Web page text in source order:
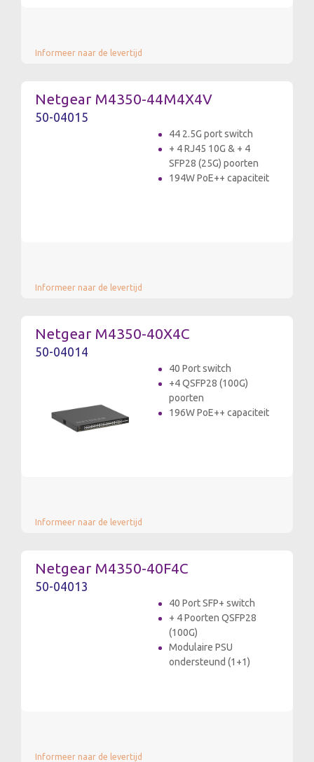
Informeer naar de levertijd
Netgear M4350-44M4X4V
50-04015
44 2.5G port switch
+ 4 RJ45 10G & + 4
SFP28 (25G) poorten
194W PoE++ capaciteit
Informeer naar de levertijd
Netgear M4350-40X4C
50-04014
40 Port switch
+4 QSFP28 (100G)
poorten
196W PoE++ capaciteit
Informeer naar de levertijd
Netgear M4350-40F4C
50-04013
40 Port SFP+ switch
+ 4 Poorten QSFP28
(100G)
Modulaire PSU
ondersteund (1+1)
Informeer naar de levertijd